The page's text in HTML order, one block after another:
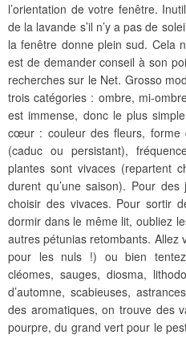
l’orientation de votre fenêtre.
de la lavande s’il n’y a pas de
la fenêtre donne plein sud. Cela
est de demander conseil à son
recherches sur le Net. Grosso
trois catégories : ombre, mi-
est immense, donc le plus
cœur : couleur des fleurs, forme
(caduc ou persistant),
plantes sont vivaces (repartent
durent qu’une saison). Pour
choisir des vivaces. Pour sortir
dormir dans le même lit, oubliez
autres pétunias retombants. Allez
pour les nuls !) ou bien
cléomes, sauges, diosma,
d’automne, scabieuses,
des aromatiques, on trouve des
pourpre, du grand vert pour le